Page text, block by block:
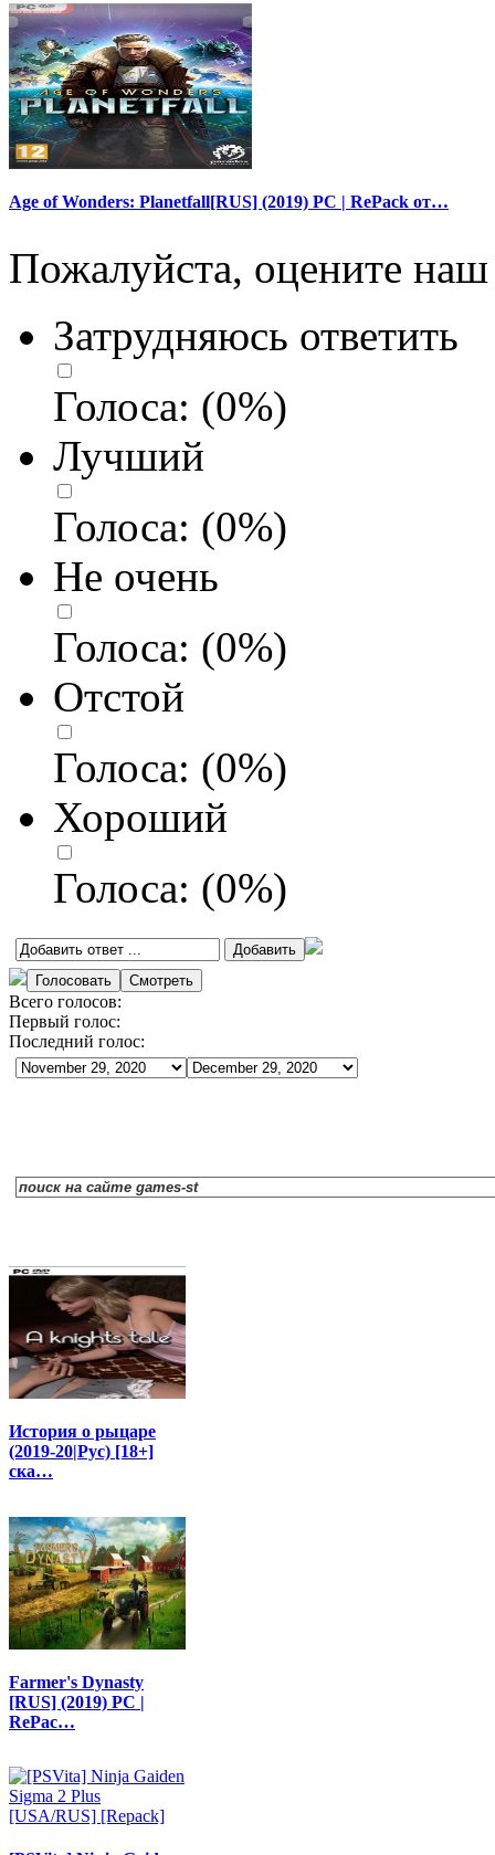
Age of Wonders: Planetfall[RUS] (2019) PC | RePack от…
Пожалуйста, оцените наш
Затрудняюсь ответить
Голоса: (0%)
Лучший
Голоса: (0%)
Не очень
Голоса: (0%)
Отстой
Голоса: (0%)
Хороший
Голоса: (0%)
Всего голосов:
Первый голос:
Последний голос:
История о рыцаре
(2019-20|Рус) [18+]
ска…
Farmer's Dynasty
[RUS] (2019) PC |
RePac…